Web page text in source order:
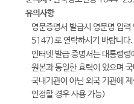
유의사항
영문증명서 발급시 영문명 입
5147)로 연락하시기 바랍니다.
인터넷 발급 증명서는 대통령
원본과 동일한 효력이 있으며
국내기관이 아닌 외국 기관에
인정할 경우 사용 가능)